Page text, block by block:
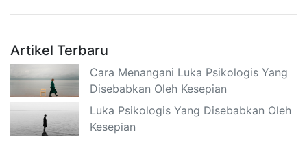
Artikel Terbaru
Cara Menangani Luka Psikologis Yang
Disebabkan Oleh Kesepian
Luka Psikologis Yang Disebabkan Oleh
Kesepian